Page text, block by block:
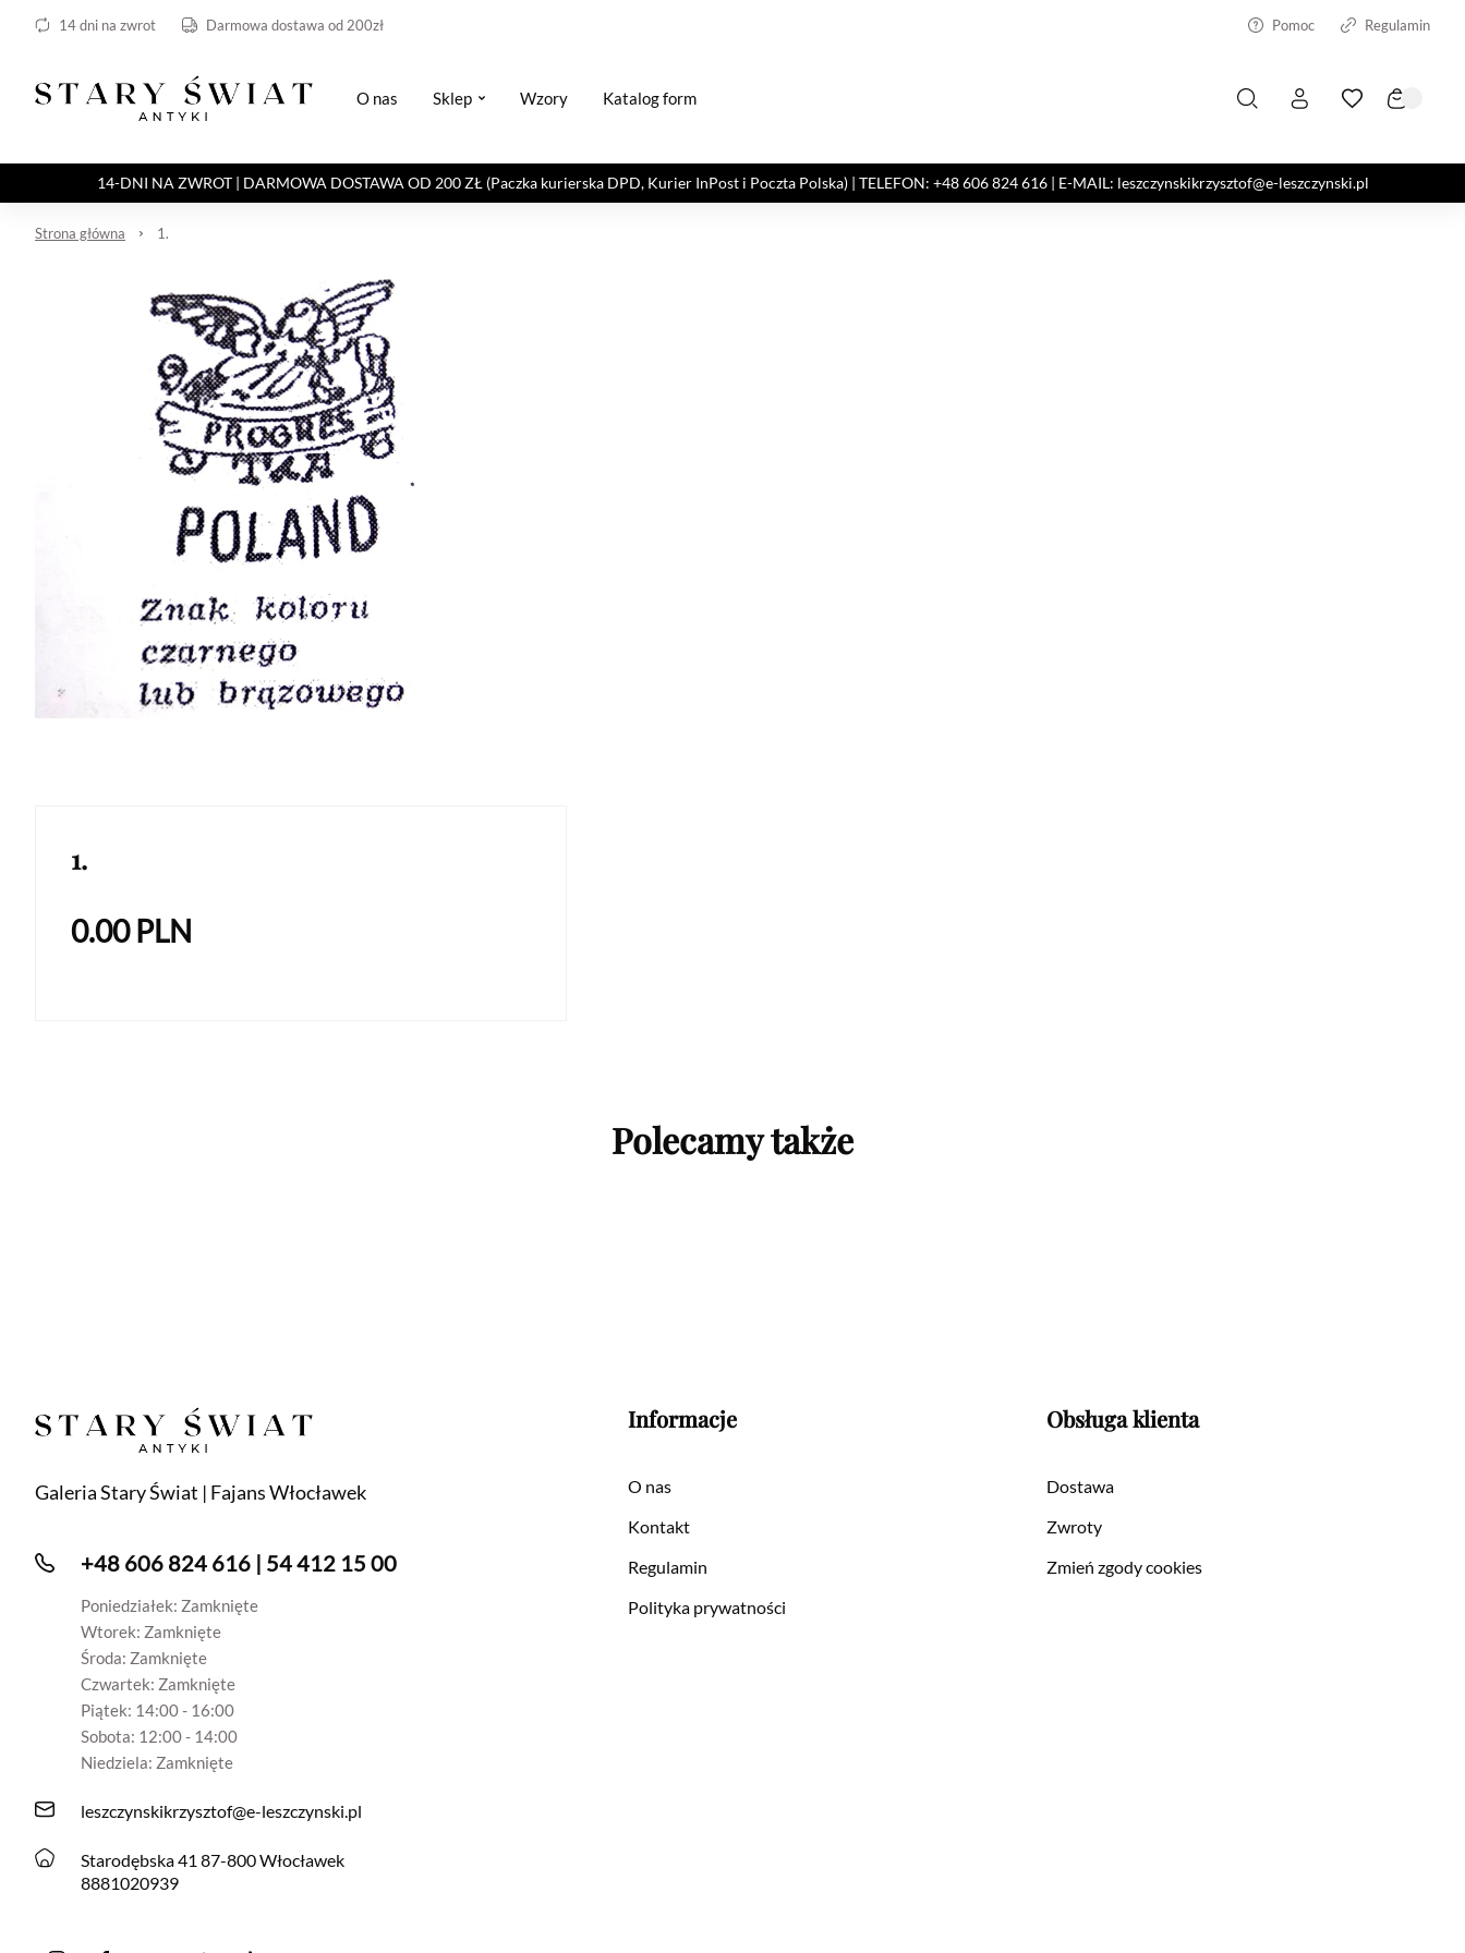
14 dni na zwrot Darmowa dostawa od 200zł Pomoc Regulamin
O nas Sklep Wzory Katalog form
14-DNI NA ZWROT | DARMOWA DOSTAWA OD 200 ZŁ (Paczka kurierska DPD, Kurier InPost i Poczta Polska) | TELEFON: +48 606 824 616 | E-MAIL: leszczynskikrzysztof@e-leszczynski.pl
Strona główna 1.
1.
0.00PLN
Polecamy także
Galeria Stary Świat | Fajans Włocławek
+48 606 824 616 | 54 412 15 00
Poniedziałek: Zamknięte
Wtorek: Zamknięte
Środa: Zamknięte
Czwartek: Zamknięte
Piątek: 14:00 - 16:00
Sobota: 12:00 - 14:00
Niedziela: Zamknięte
leszczynskikrzysztof@e-leszczynski.pl
Starodębska 41 87-800 Włocławek
8881020939
Informacje
O nas
Kontakt
Regulamin
Polityka prywatności
Obsługa klienta
Dostawa
Zwroty
Zmień zgody cookies